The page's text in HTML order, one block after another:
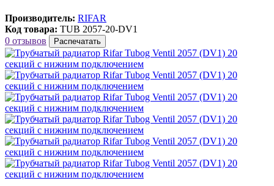
Производитель: RIFAR
Код товара: TUB 2057-20-DV1
0 отзывов
Распечатать